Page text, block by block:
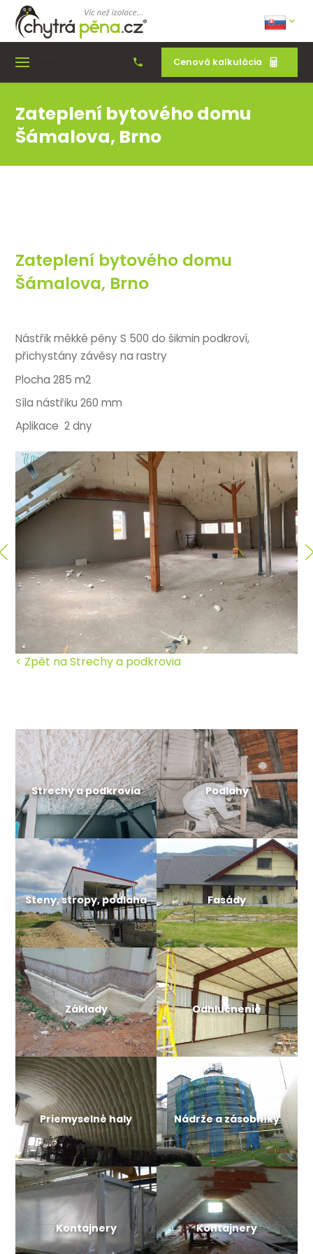
Cenová kalkulácia
Zateplení bytového domu
Šámalova, Brno
Zateplení bytového domu
Šámalova, Brno
Nástřik měkké pěny S 500 do šikmin podkroví,
přichystány závěsy na rastry
Plocha 285 m2
Síla nástřiku 260 mm
Aplikace 2 dny
< Zpět na Strechy a podkrovia
Strechy a podkrovia Podlahy
Steny, stropy, podlaha Fasády
Základy Odhlučnenie
Priemyselné haly Nádrže a zásobníky
Kontajnery Kontajnery